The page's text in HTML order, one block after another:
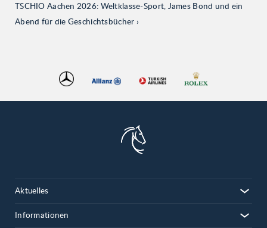
TSCHIO Aachen 2026: Weltklasse-Sport, James Bond und ein
Abend für die Geschichtsbücher
Aktuelles
Informationen